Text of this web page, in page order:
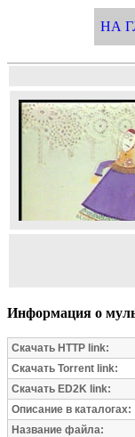
НА
Информация о
Скачать HTTP link:
Скачать Torrent link:
Скачать ED2K link:
Описание в каталогах:
Название файла: